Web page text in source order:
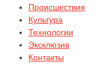
Происшествия
Культура
Технологии
Эксклюзив
Контакты